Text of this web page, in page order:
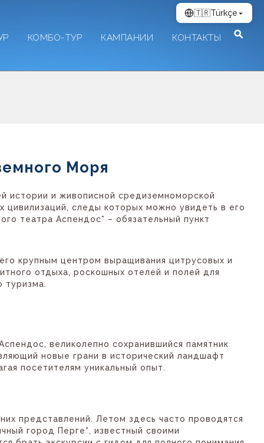
КОМБО-ТУР КАМПАНИИ КОНТАКТЫ
Моря
истории и живописной средиземноморской
следы которых можно увидеть в его
театра Аспендос* – обязательный пункт
крупным центром выращивания цитрусовых и
отдыха, роскошных отелей и полей для
туризма.
великолепно сохранившийся памятник
новые грани в исторический ландшафт
посетителям уникальный опыт.
представлений. Летом здесь часто проводятся
город Перге*, известный своими
🇹🇷Türkçe